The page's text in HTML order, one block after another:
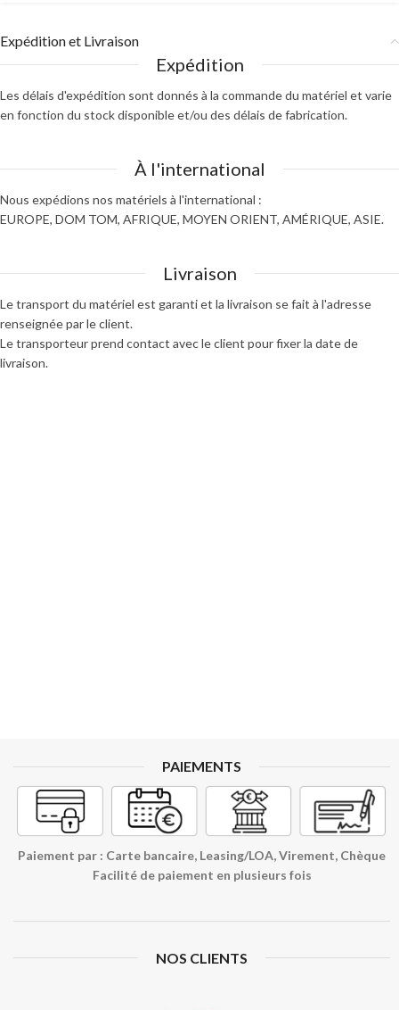
Expédition et Livraison
Expédition
Les délais d'expédition sont donnés à la commande du matériel et varie
en fonction du stock disponible et/ou des délais de fabrication.
À l'international
Nous expédions nos matériels à l'international :
EUROPE, DOM TOM, AFRIQUE, MOYEN ORIENT, AMÉRIQUE, ASIE.
Livraison
Le transport du matériel est garanti et la livraison se fait à l'adresse
renseignée par le client.
Le transporteur prend contact avec le client pour fixer la date de
livraison.
PAIEMENTS
Paiement par : Carte bancaire, Leasing/LOA, Virement, Chèque
Facilité de paiement en plusieurs fois
NOS CLIENTS